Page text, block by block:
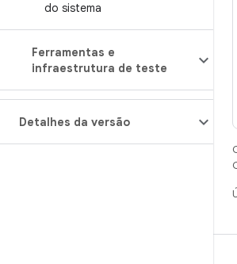
do sistema
Ferramentas e
infraestrutura de teste
Detalhes da versão